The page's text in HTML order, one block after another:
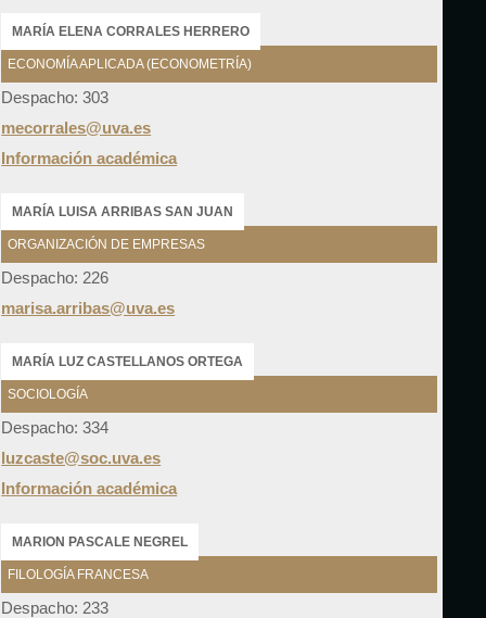
MARÍA ELENA CORRALES HERRERO
ECONOMÍA APLICADA (ECONOMETRÍA)
Despacho: 303
mecorrales@uva.es
Información académica
MARÍA LUISA ARRIBAS SAN JUAN
ORGANIZACIÓN DE EMPRESAS
Despacho: 226
marisa.arribas@uva.es
MARÍA LUZ CASTELLANOS ORTEGA
SOCIOLOGÍA
Despacho: 334
luzcaste@soc.uva.es
Información académica
MARION PASCALE NEGREL
FILOLOGÍA FRANCESA
Despacho: 233